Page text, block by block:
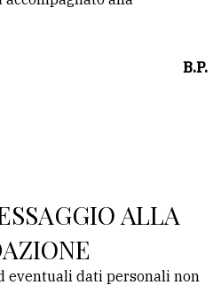
B.P.
ALLA
eventuali dati personali non